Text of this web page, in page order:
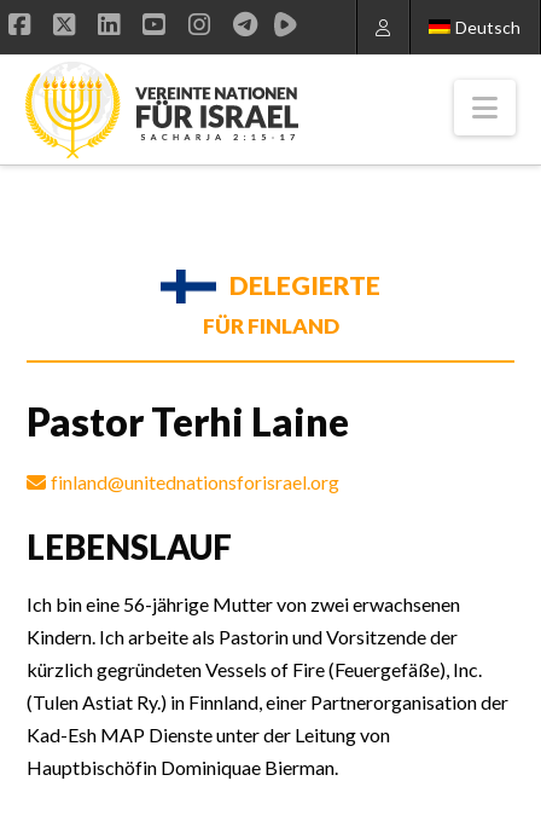
Deutsch
Facebook
X LinkedIn
YouTube
Instagram
DELEGIERTE
FÜR FINLAND
Pastor Terhi Laine
finland@unitednationsforisrael.org
LEBENSLAUF
Ich bin eine 56-jährige Mutter von zwei erwachsenen
Kindern. Ich arbeite als Pastorin und Vorsitzende der
kürzlich gegründeten Vessels of Fire (Feuergefäße), Inc.
(Tulen Astiat Ry.) in Finnland, einer Partnerorganisation der
Kad-Esh MAP Dienste unter der Leitung von
Hauptbischöfin Dominiquae Bierman.